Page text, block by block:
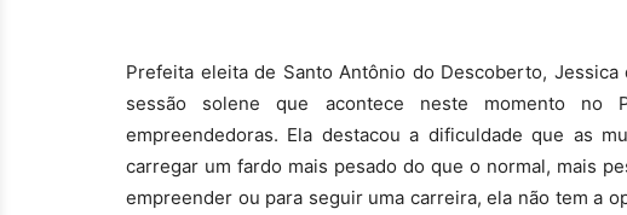
Prefeita eleita de Santo Antônio do Descoberto,
sessão solene que acontece neste momento no
empreendedoras. Ela destacou a dificuldade que as
carregar um fardo mais pesado do que o normal, mais
empreender ou para seguir uma carreira, ela não tem a